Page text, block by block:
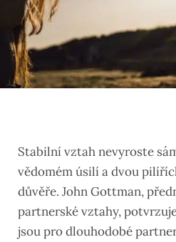
Stabilní vztah nevyroste
vědomém úsilí a dvou
důvěře. John Gottman,
partnerské vztahy,
jsou pro dlouhodobé